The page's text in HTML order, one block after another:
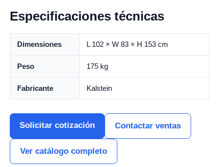
Especificaciones técnicas
Dimensiones L 102 × W 83 × H 153 cm
Peso 175 kg
Fabricante Kalstein
Solicitar cotización Contactar ventas
Ver catálogo completo